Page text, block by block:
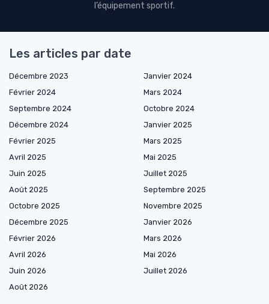
l’équipement sportif.
Les articles par date
Décembre 2023
Janvier 2024
Février 2024
Mars 2024
Septembre 2024
Octobre 2024
Décembre 2024
Janvier 2025
Février 2025
Mars 2025
Avril 2025
Mai 2025
Juin 2025
Juillet 2025
Août 2025
Septembre 2025
Octobre 2025
Novembre 2025
Décembre 2025
Janvier 2026
Février 2026
Mars 2026
Avril 2026
Mai 2026
Juin 2026
Juillet 2026
Août 2026